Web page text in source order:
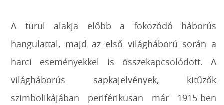
A turul alakja előbb a fokozódó háborús
hangulattal, majd az első világháború során a
harci eseményekkel is összekapcsolódott. A
világháborús sapkajelvények, kitűzők
szimbolikájában periférikusan már 1915-ben